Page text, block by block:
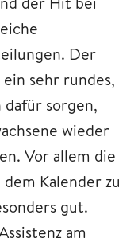
Der
sehr rundes,
dafür sorgen,
wieder
Vor allem die
Kalender zu
gut.
am